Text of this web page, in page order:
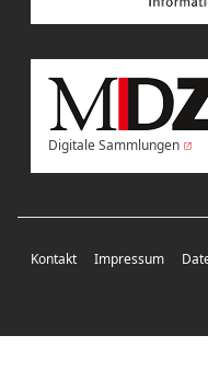
Digitale Sammlungen
Kontakt Impressum